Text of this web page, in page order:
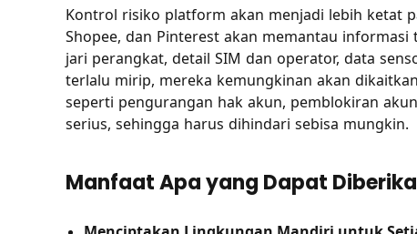
Kontrol risiko platform akan menjadi lebih ketat
Shopee, dan Pinterest akan memantau
jari perangkat, detail SIM dan operator, data
terlalu mirip, mereka kemungkinan akan
seperti pengurangan hak akun, pemblokiran
serius, sehingga harus dihindari sebisa mungkin.
Manfaat Apa yang Dapat